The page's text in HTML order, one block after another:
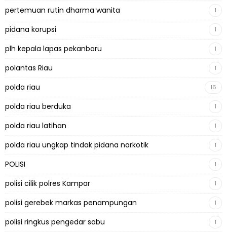
pertemuan rutin dharma wanita 1
pidana korupsi 1
plh kepala lapas pekanbaru 1
polantas Riau 1
polda riau 16
polda riau berduka 1
polda riau latihan 1
polda riau ungkap tindak pidana narkotik 1
POLISI 1
polisi cilik polres Kampar 1
polisi gerebek markas penampungan 1
polisi ringkus pengedar sabu 1